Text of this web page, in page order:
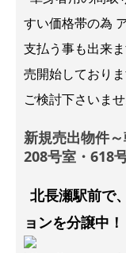
すい価格帯の為
支払う事も出来
売開始しており
ご検討下さいま
新規売出物件
208号室・618
北長瀬駅前で
ョンを分譲中！